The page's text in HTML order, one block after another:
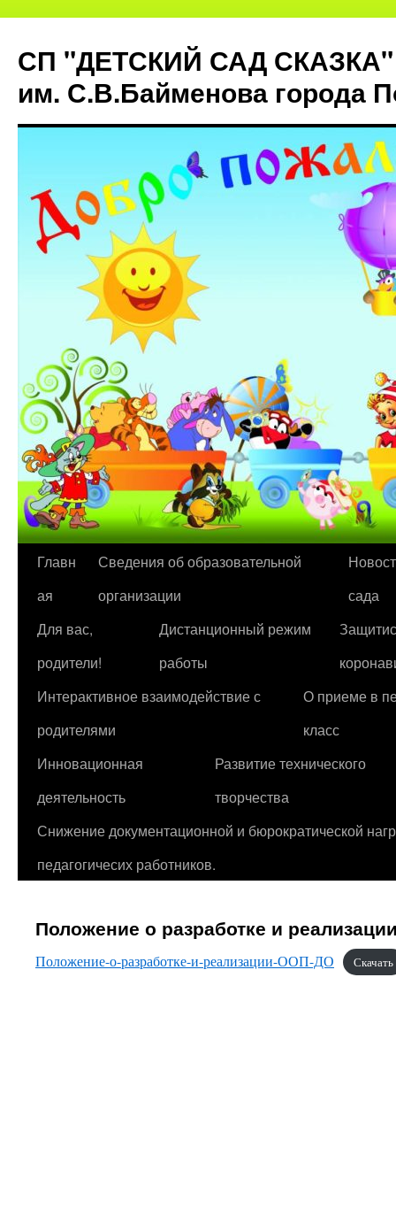
СП "ДЕТСКИЙ САД СКАЗКА"
им. С.В.Байменова города
Перейти
содержимому
Главн
ая
Сведения об образовательной
организации
сада
Для вас,
родители!
Дистанционный режим
работы
Интерактивное взаимодействие с
родителями
О приеме в
класс
Инновационная
деятельность
Развитие технического
творчества
Снижение документационной и бюрократической
педагогичесих работников.
Положение о разработке и
Положение-о-разработке-и-реализации-ООП-ДО Скачать